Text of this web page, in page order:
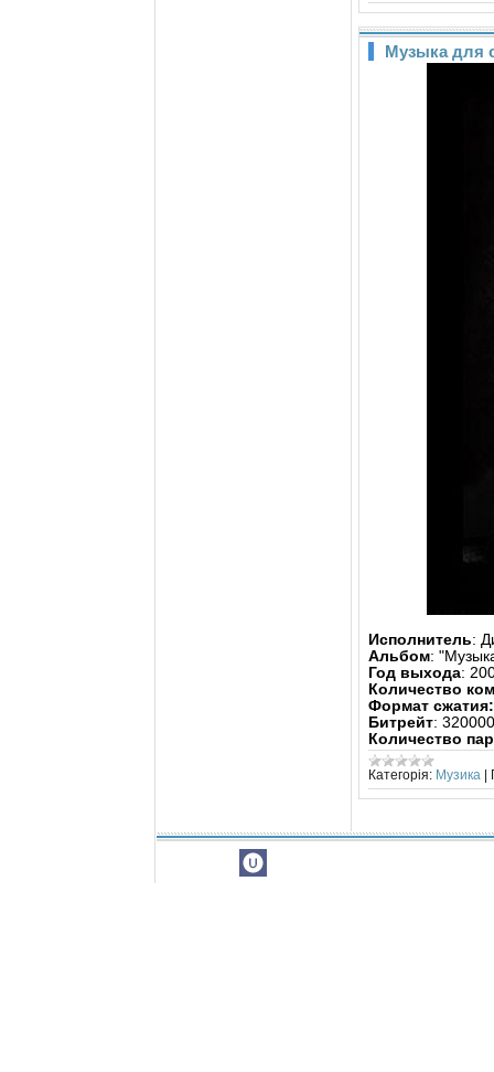
Музыка для
Исполнитель:
Альбом:
Год выхода:
Количество
Формат сжатия:
Битрейт: 320000
Количество
Категорія: Музика |